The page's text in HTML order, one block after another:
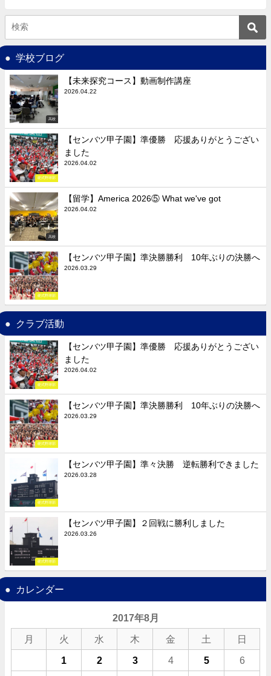
学校ブログ
高校
【未来探究コース】動画制作講座
2026.04.22
硬式野球部
【センバツ甲子園】準優勝 応援ありがとうござい
ました
2026.04.02
高校
【留学】America 2026⑤ What we've got
2026.04.02
硬式野球部
【センバツ甲子園】準決勝勝利 10年ぶりの決勝へ
2026.03.29
クラブ活動
硬式野球部
【センバツ甲子園】準優勝 応援ありがとうござい
ました
2026.04.02
硬式野球部
【センバツ甲子園】準決勝勝利 10年ぶりの決勝へ
2026.03.29
硬式野球部
【センバツ甲子園】準々決勝 逆転勝利できました
2026.03.28
硬式野球部
【センバツ甲子園】２回戦に勝利しました
2026.03.26
カレンダー
2017年8月
月 火 水 木 金 土 日
1 2 3 4 5 6